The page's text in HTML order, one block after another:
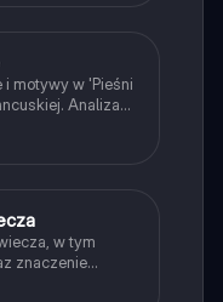
motywy w 'Pieśni
Analiza
koncepcji ars
budowy i
w tym
znaczenie